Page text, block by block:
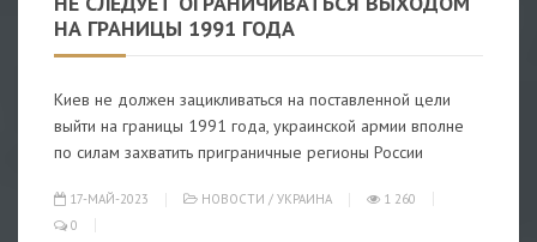
НА ГРАНИЦЫ 1991 ГОДА
Киев не должен зацикливаться на поставленной цели
выйти на границы 1991 года, украинской армии вполне
по силам захватить приграничные регионы России
17-МАЙ-2023 НОВОСТИ / УКРАИНА
1 260
0